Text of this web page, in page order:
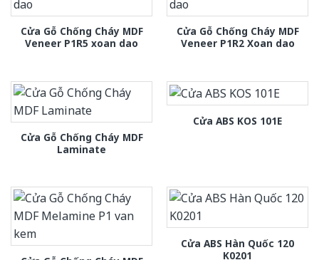
Cửa Gỗ Chống Cháy MDF
Veneer P1R5 xoan dao
Cửa Gỗ Chống Cháy MDF
Veneer P1R2 Xoan dao
Cửa Gỗ Chống Cháy MDF
Laminate
Cửa ABS KOS 101E
Cửa ABS Hàn Quốc 120
K0201